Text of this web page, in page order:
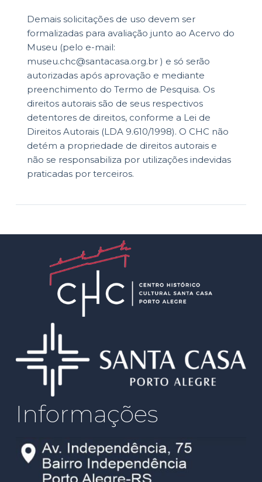
Demais solicitações de uso devem ser
formalizadas para avaliação junto ao Acervo do
Museu (pelo e-mail:
museu.chc@santacasa.org.br ) e só serão
autorizadas após aprovação e mediante
preenchimento do Termo de Pesquisa. Os
direitos autorais são de seus respectivos
detentores de direitos, conforme a Lei de
Direitos Autorais (LDA 9.610/1998). O CHC não
detém a propriedade de direitos autorais e
não se responsabiliza por utilizações indevidas
praticadas por terceiros.
Informações